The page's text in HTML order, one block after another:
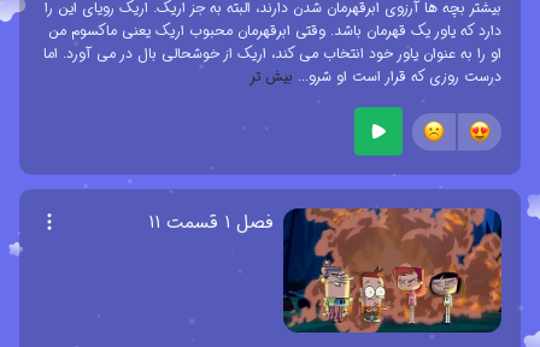
بیشتر بچه ها آرزوی ابرقهرمان شدن دارند، البته به جز اریک. اریک رویای این را
دارد که یاور یک قهرمان باشد. وقتی ابرقهرمان محبوب اریک یعنی ماکسوم من
او را به عنوان یاور خود انتخاب می کند، اریک از خوشحالی بال در می آورد. اما
درست روزی که قرار است او شرو... بیش تر
فصل ۱ قسمت ۱۱